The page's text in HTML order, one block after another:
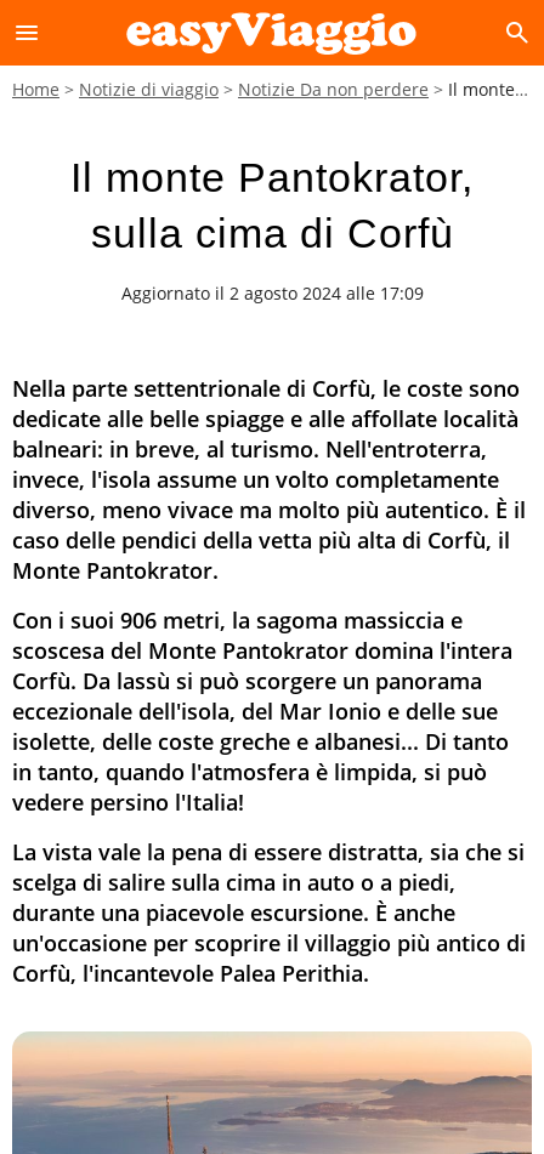
menu search
Home Notizie di viaggio Notizie Da non perdere Il monte Pantokrator, sulla cima di Corfù
Il monte Pantokrator,
sulla cima di Corfù
Aggiornato il 2 agosto 2024 alle 17:09
Nella parte settentrionale di Corfù, le coste sono
dedicate alle belle spiagge e alle affollate località
balneari: in breve, al turismo. Nell'entroterra,
invece, l'isola assume un volto completamente
diverso, meno vivace ma molto più autentico. È il
caso delle pendici della vetta più alta di Corfù, il
Monte Pantokrator.
Con i suoi 906 metri, la sagoma massiccia e
scoscesa del Monte Pantokrator domina l'intera
Corfù. Da lassù si può scorgere un panorama
eccezionale dell'isola, del Mar Ionio e delle sue
isolette, delle coste greche e albanesi... Di tanto
in tanto, quando l'atmosfera è limpida, si può
vedere persino l'Italia!
La vista vale la pena di essere distratta, sia che si
scelga di salire sulla cima in auto o a piedi,
durante una piacevole escursione. È anche
un'occasione per scoprire il villaggio più antico di
Corfù, l'incantevole Palea Perithia.